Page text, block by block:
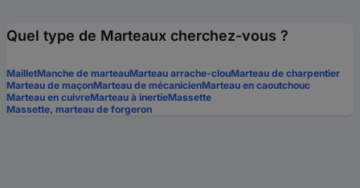
Quel type de Marteaux cherchez-vous ?
MailletManche de marteauMarteau arrache-clouMarteau de charpentier
Marteau de maçonMarteau de mécanicienMarteau en caoutchouc
Marteau en cuivreMarteau à inertieMassette
Massette, marteau de forgeron